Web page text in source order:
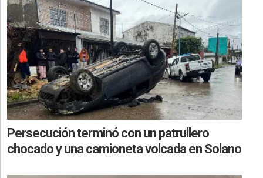
Persecución terminó con un patrullero
chocado y una camioneta volcada en Solano